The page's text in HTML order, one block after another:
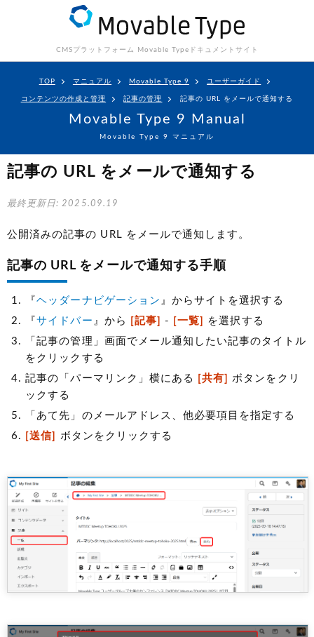
CMSプラットフォーム Movable Type ドキュメントサイト
TOP マニュアル Movable Type 9 ユーザーガイド
コンテンツの作成と管理 記事の管理 記事の URL をメールで通知する
Movable Type 9 Manual
Movable Type 9 マニュアル
記事の URL をメールで通知する
最終更新日: 2025.09.19
公開済みの記事の URL をメールで通知します。
記事の URL をメールで通知する手順
『ヘッダーナビゲーション 』からサイトを選択する
『サイドバー 』から [記事] - [一覧]
を選択する
「記事の管理」画面でメール通知したい記事のタイトル
をクリックする
記事の「パーマリンク」横にある
[共有] ボタンをクリ
ックする
「あて先」のメールアドレス、他必要項目を指定する
[送信]
ボタンをクリックする